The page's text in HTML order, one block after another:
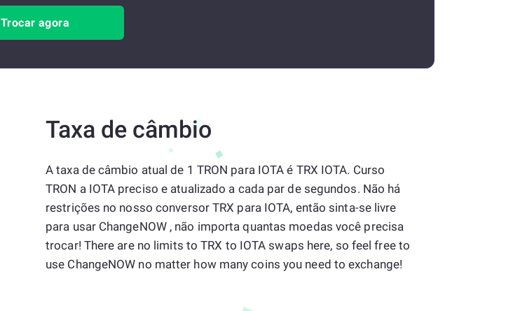
Trocar agora
Taxa de câmbio
A taxa de câmbio atual de 1 TRON para IOTA é TRX IOTA. Curso
TRON a IOTA preciso e atualizado a cada par de segundos. Não há
restrições no nosso conversor TRX para IOTA, então sinta-se livre
para usar ChangeNOW , não importa quantas moedas você precisa
trocar! There are no limits to TRX to IOTA swaps here, so feel free to
use ChangeNOW no matter how many coins you need to exchange!